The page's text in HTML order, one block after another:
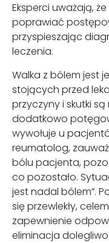
Eksperci uważają,
poprawiać
przyspieszając
leczenia.
Walka z bólem jest
stojących przed
przyczyny i skutki
dodatkowo
wywołuje u
reumatolog,
bólu pacjenta,
co pozostało.
jest nadal bólem”.
się przewlekły,
zapewnienie
eliminacja